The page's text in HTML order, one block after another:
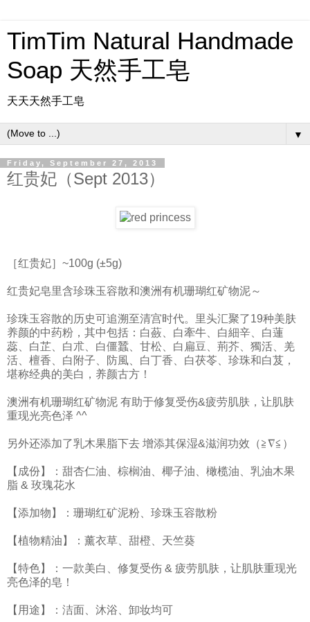
TimTim Natural Handmade
Soap 天然手工皂
天天天然手工皂
▼
Friday, September 27, 2013
红贵妃（Sept 2013）
［红贵妃］~100g (±5g)
红贵妃皂里含珍珠玉容散和澳洲有机珊瑚红矿物泥～
珍珠玉容散的历史可追溯至清宫时代。里头汇聚了19种美肤
养颜的中药粉，其中包括：白蘞、白牽牛、白細辛、白蓮
蕊、白芷、白朮、白僵蠶、甘松、白扁豆、荊芥、獨活、羌
活、檀香、白附子、防風、白丁香、白茯苓、珍珠和白芨，
堪称经典的美白，养颜古方！
澳洲有机珊瑚红矿物泥 有助于修复受伤&疲劳肌肤，让肌肤
重现光亮色泽 ^^
另外还添加了乳木果脂下去 增添其保湿&滋润功效（≧∇≦）
【成份】：甜杏仁油、棕榈油、椰子油、橄榄油、乳油木果
脂 & 玫瑰花水
【添加物】：珊瑚红矿泥粉、珍珠玉容散粉
【植物精油】：薰衣草、甜橙、天竺葵
【特色】：一款美白、修复受伤 & 疲劳肌肤，让肌肤重现光
亮色泽的皂！
【用途】：洁面、沐浴、卸妆均可